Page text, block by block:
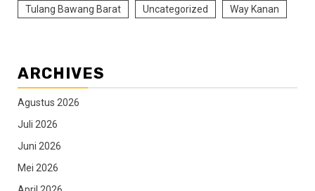
Tulang Bawang Barat Uncategorized Way Kanan
ARCHIVES
Agustus 2026
Juli 2026
Juni 2026
Mei 2026